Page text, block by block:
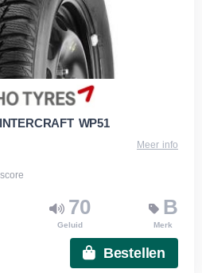
WP51
Meer info
70
Geluid
B
Merk
Bestellen